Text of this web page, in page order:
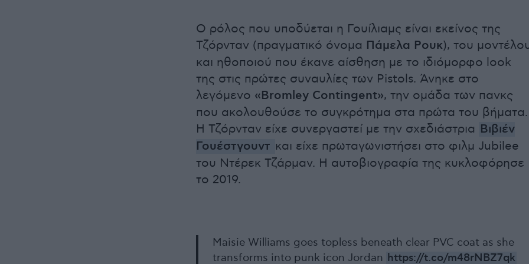
Ο ρόλος που υποδύεται η Γουίλιαμς είναι εκείνος της
Τζόρνταν (πραγματικό όνομα Πάμελα Ρουκ), του
και ηθοποιού που έκανε αίσθηση με το ιδιόμορφο look
της στις πρώτες συναυλίες των Pistols. Άνηκε στο
λεγόμενο «Bromley Contingent», την ομάδα των πανκς
που ακολουθούσε το συγκρότημα στα πρώτα του βήματα.
Η Τζόρνταν είχε συνεργαστεί με την σχεδιάστρια Βιβιέν
Γουέστγουντ και είχε πρωταγωνιστήσει στο φιλμ Jubilee
του Ντέρεκ Τζάρμαν. Η αυτοβιογραφία της κυκλοφόρησε
το 2019.
Maisie Williams goes topless beneath clear PVC coat as she
transforms into punk icon Jordan https://t.co/m48rNBZ7qk